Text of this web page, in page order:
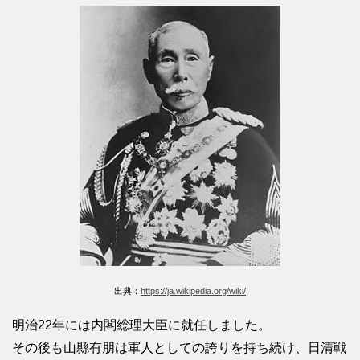
出典： https://ja.wikipedia.org/wiki/
明治22年には内閣総理大臣に就任しました。
その後も山縣有朋は軍人としての誇りを持ち続け、日清戦